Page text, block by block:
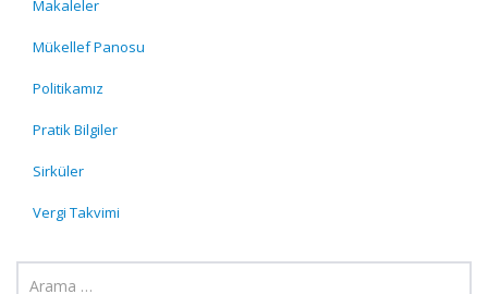
Makaleler
Mükellef Panosu
Politikamız
Pratik Bilgiler
Sirküler
Vergi Takvimi